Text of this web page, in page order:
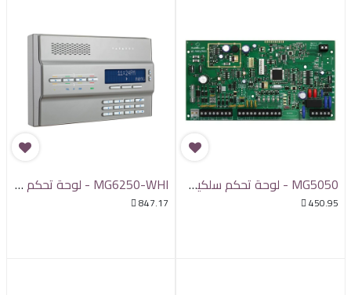
MG5050 - لوحة تحكم سلكية ولاسلكية من بارادوكس
450.95
MG6250-WHI - لوحة تحكم رئيسية بارادوكس
847.17